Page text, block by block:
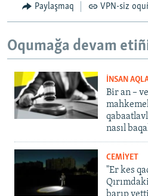
Paylaşmaq VPN-siz
Oqumağa devam
İNSAN
Bir an –
nasıl
CEMİYET
"Er kes